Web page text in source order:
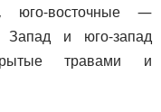
юго-восточные —
Запад и юго-запад
травами и